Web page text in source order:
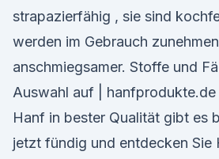
strapazierfähig , sie sind
werden im Gebrauch
anschmiegsamer. Stoffe und
Auswahl auf |
Hanf in bester Qualität gibt es
jetzt fündig und entdecken Sie